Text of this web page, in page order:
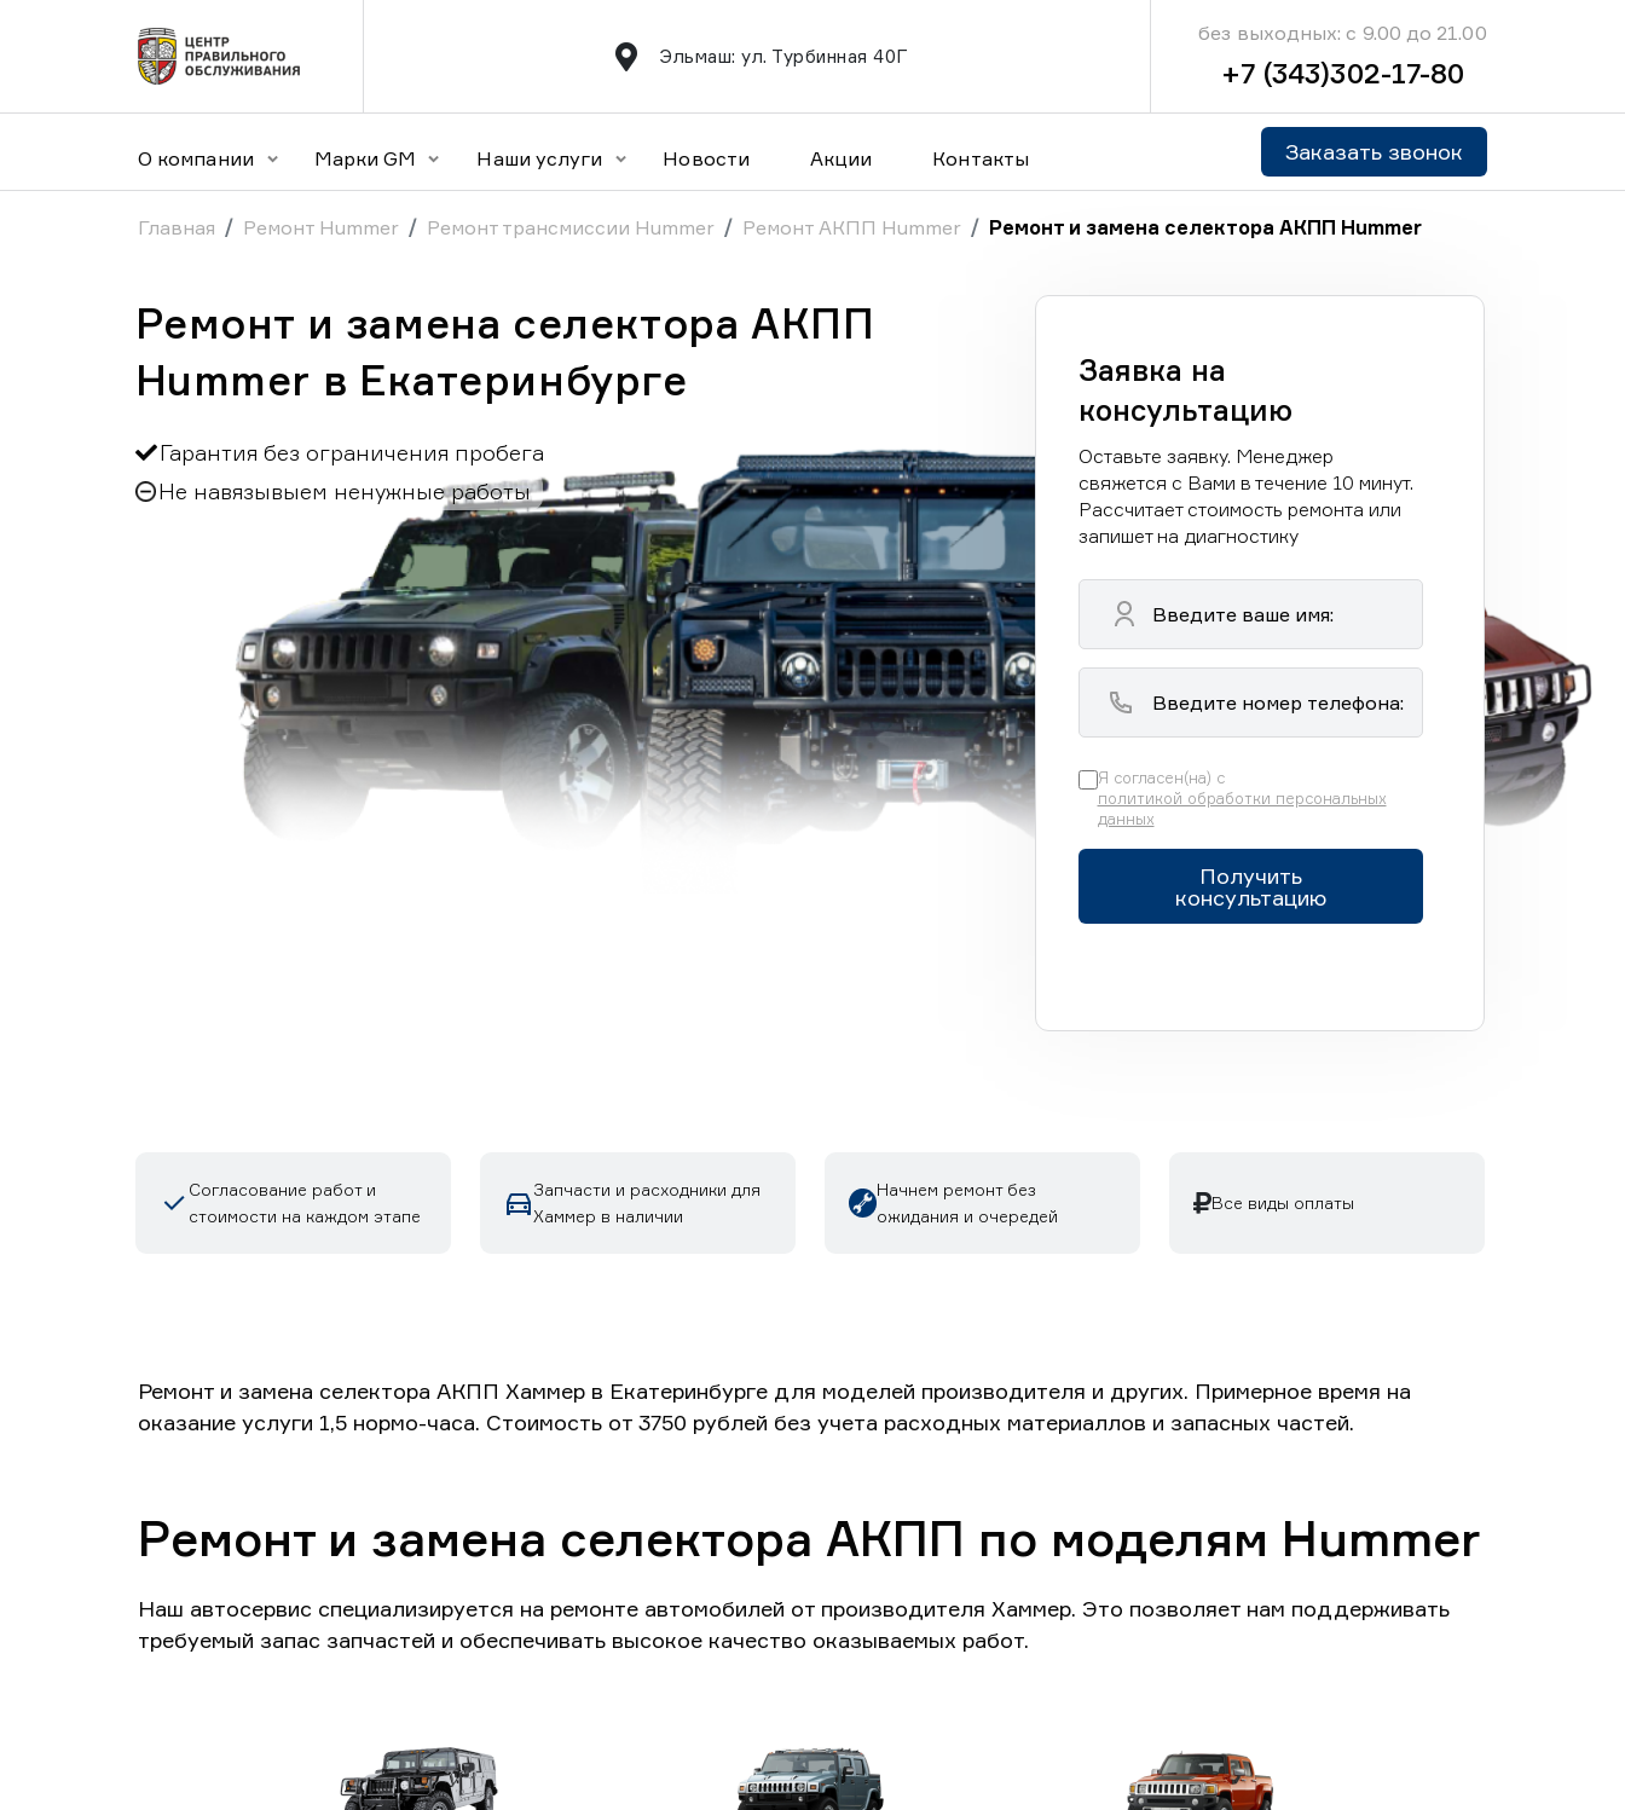
Эльмаш: ул. Турбинная 40Г
без выходных: с 9.00 до 21.00
+7 (343)302-17-80
О компании Марки GM Наши услуги Новости Акции Контакты Заказать звонок
Главная Ремонт Hummer Ремонт трансмиссии Hummer Ремонт АКПП Hummer Ремонт и замена селектора АКПП Hummer
Ремонт и замена селектора АКПП
Hummer в Екатеринбурге
Гарантия без ограничения пробега
Не навязывыем ненужные работы
Заявка на
консультацию
Оставьте заявку. Менеджер
свяжется с Вами в течение 10 минут.
Рассчитает стоимость ремонта или
запишет на диагностику
Я согласен(на) с
политикой обработки персональных
данных
Получить
консультацию
Согласование работ и
стоимости на каждом этапе
Запчасти и расходники для
Хаммер в наличии
Начнем ремонт без
ожидания и очередей
Все виды оплаты
Ремонт и замена селектора АКПП Хаммер в Екатеринбурге для моделей производителя и других. Примерное время на
оказание услуги 1,5 нормо-часа. Стоимость от 3750 рублей без учета расходных материаллов и запасных частей.
Ремонт и замена селектора АКПП по моделям Hummer
Наш автосервис специализируется на ремонте автомобилей от производителя Хаммер. Это позволяет нам поддерживать
требуемый запас запчастей и обеспечивать высокое качество оказываемых работ.